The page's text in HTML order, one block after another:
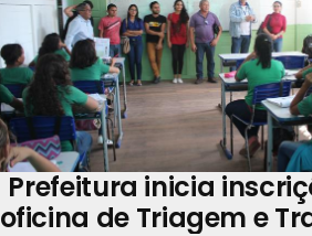
Prefeitura inicia
oficina de Triagem e